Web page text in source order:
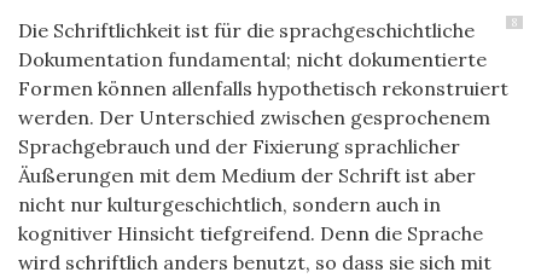
8
Die Schriftlichkeit ist für die sprachgeschichtliche
Dokumentation fundamental; nicht dokumentierte
Formen können allenfalls hypothetisch rekonstruiert
werden. Der Unterschied zwischen gesprochenem
Sprachgebrauch und der Fixierung sprachlicher
Äußerungen mit dem Medium der Schrift ist aber
nicht nur kulturgeschichtlich, sondern auch in
kognitiver Hinsicht tiefgreifend. Denn die Sprache
wird schriftlich anders benutzt, so dass sie sich mit